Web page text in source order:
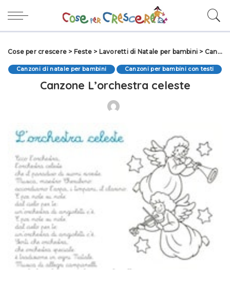
Cose per crescere > Feste > Lavoretti di Natale per bambini > Canzoni di natale per bambini
Canzoni di natale per bambini Canzoni per bambini con testi
Canzone L’orchestra celeste